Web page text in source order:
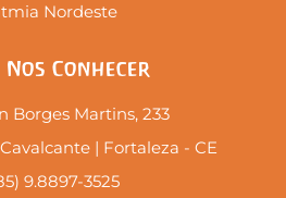
Nordeste
Nos Conhecer
Borges Martins, 233
| Fortaleza - CE
9.8897-3525